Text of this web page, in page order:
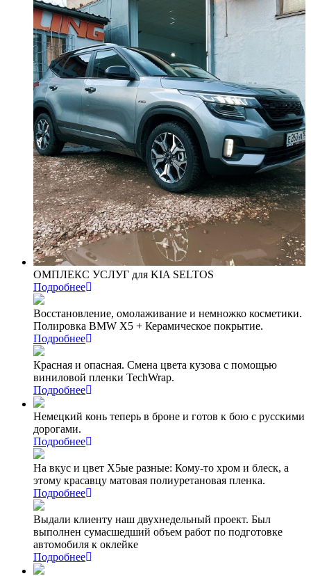
ОМПЛЕКС УСЛУГ для KIA SELTOS
Подробнее
Восстановление, омолаживание и немножко косметики.
Полировка BMW X5 + Керамическое покрытие.
Подробнее
Красная и опасная. Смена цвета кузова с помощью
виниловой пленки TechWrap.
Подробнее
Немецкий конь теперь в броне и готов к бою с русскими
дорогами.
Подробнее
На вкус и цвет Х5ые разные: Кому-то хром и блеск, а
этому красавцу матовая полиуретановая пленка.
Подробнее
Выдали клиенту наш двухнедельный проект. Был
выполнен сумасшедший объем работ по подготовке
автомобиля к оклейке
Подробнее